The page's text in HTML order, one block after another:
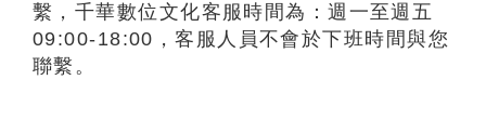
繫，千華數位文化客服時間為：週一至週五
09:00-18:00，客服人員不會於下班時間與您
聯繫。